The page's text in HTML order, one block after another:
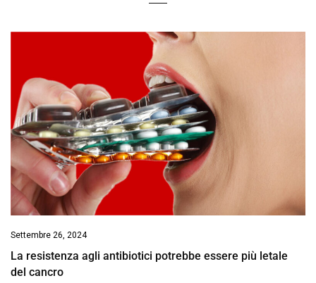
Settembre 26, 2024
La resistenza agli antibiotici potrebbe essere più letale
del cancro